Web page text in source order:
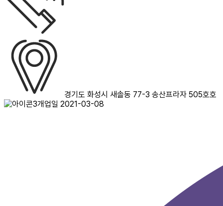
경기도 화성시 새솔동 77-3 송산프라자 505호호
개업일 2021-03-08